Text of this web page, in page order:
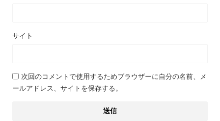
サイト
次回のコメントで使用するためブラウザーに自分の名前、メ
ールアドレス、サイトを保存する。